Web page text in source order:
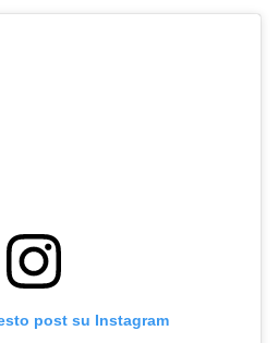
post su Instagram